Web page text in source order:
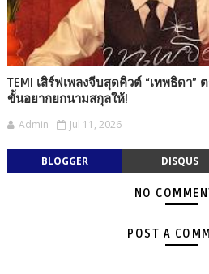
TEMI เสิร์ฟเพลงจีบสุดคิวต์ “เทพธิดา”
ขั้นอยากยกนามสกุลให้!
Admin Jul 11, 2026
BLOGGER DISQUS
NO
POST A